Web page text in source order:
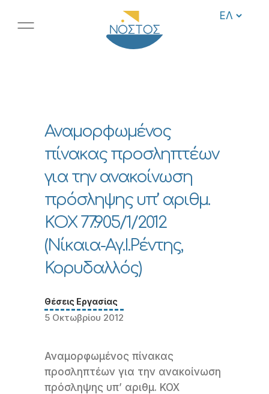
Αναμορφωμένος
πίνακας προσληπτέων
για την ανακοίνωση
πρόσληψης υπ’ αριθμ.
ΚΟΧ 77.905/1/2012
(Νίκαια-Αγ.Ι.Ρέντης,
Κορυδαλλός)
Θέσεις Εργασίας
5 Οκτωβρίου 2012
Αναμορφωμένος πίνακας
προσληπτέων για την ανακοίνωση
πρόσληψης υπ’ αριθμ. ΚΟΧ